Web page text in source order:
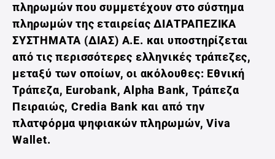
πληρωμών που συμμετέχουν στο σύστημα
πληρωμών της εταιρείας ΔΙΑΤΡΑΠΕΖΙΚΑ
ΣΥΣΤΗΜΑΤΑ (ΔΙΑΣ) Α.Ε. και υποστηρίζεται
από τις περισσότερες ελληνικές τράπεζες,
μεταξύ των οποίων, οι ακόλουθες: Εθνική
Τράπεζα, Eurobank, Alpha Bank, Τράπεζα
Πειραιώς, Credia Bank και από την
πλατφόρμα ψηφιακών πληρωμών, Viva
Wallet.